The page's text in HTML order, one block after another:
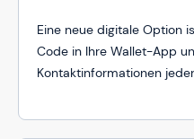
Eine neue digitale Option
Code in Ihre Wallet-App
Kontaktinformationen